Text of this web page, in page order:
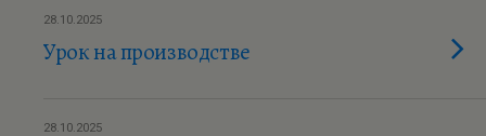
28.10.2025
Урок на производстве
28.10.2025